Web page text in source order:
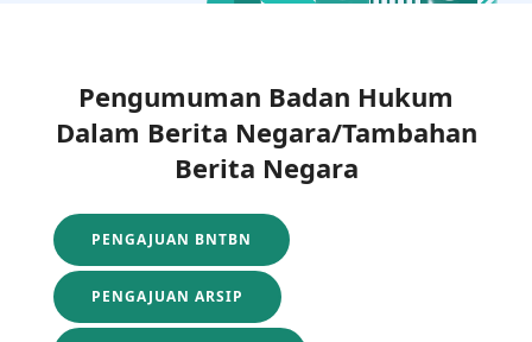
Pengumuman Badan Hukum
Dalam Berita Negara/Tambahan
Berita Negara
PENGAJUAN BNTBN
PENGAJUAN ARSIP